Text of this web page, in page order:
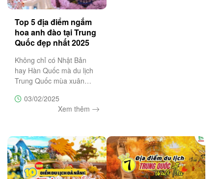
Top 5 địa điểm ngắm
hoa anh đào tại Trung
Quốc đẹp nhất 2025
Không chỉ có Nhật Bản
hay Hàn Quốc mà du lịch
Trung Quốc mùa xuân
cho tín đồ đam mê sắc
hồng lãng mạn của hoa
đào đẹp nhất
03/02/2025
Xem thêm